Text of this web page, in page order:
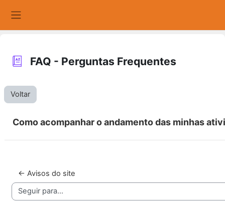
FAQ - Perguntas Frequentes
Voltar
Como acompanhar o andamento das minhas
← Avisos do site
Seguir para...